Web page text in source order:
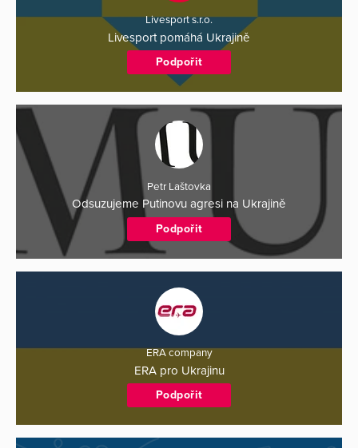
Livesport s.r.o.
Livesport pomáhá Ukrajině
Podpořit
Petr Laštovka
Odsuzujeme Putinovu agresi na Ukrajině
Podpořit
ERA company
ERA pro Ukrajinu
Podpořit